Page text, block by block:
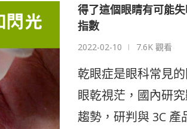
得了這個眼睛有可能
指數
2022-02-10 7.6K 觀看
乾眼症是眼科常見
眼乾視茫，國內研
趨勢，研判與 3C